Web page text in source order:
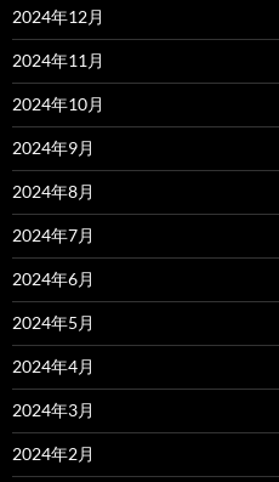
2024年12月
2024年11月
2024年10月
2024年9月
2024年8月
2024年7月
2024年6月
2024年5月
2024年4月
2024年3月
2024年2月